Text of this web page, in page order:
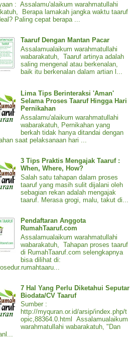
: Assalamu'alaikum warahmatullahi
Berapa lamakah jangka waktu taaruf
Paling cepat berapa ...
Taaruf Dengan Mantan Pacar
Assalamualaikum warahmatullahi
wabarakatuh, Taaruf artinya adalah
saling mengenal atau berkenalan,
baik itu berkenalan dalam artian l...
Lima Tips Berinteraksi 'Aman'
Selama Proses Taaruf Hingga Hari
Pernikahan
Assalamu'alaikum warahmatullahi
wabarakatuh, Pernikahan yang
berkah tidak hanya ditandai dengan
saat pelaksanaan hari ...
3 Tips Praktis Mengajak Taaruf :
When, Where, How?
Salah satu tahapan dalam proses
taaruf yang masih sulit dijalani oleh
sebagian rekan adalah mengajak
taaruf. Merasa grogi, malu, takut di...
Pendaftaran Anggota
RumahTaaruf.com
Assalamualaikum warahmatullahi
wabarakatuh, Tahapan proses taaruf
di RumahTaaruf.com selengkapnya
bisa dilihat di:
7 Hal Yang Perlu Diketahui Seputar
Biodata/CV Taaruf
Sumber :
http://myquran.or.id/arsip/index.php/t
opic,88364.0.html Assalamualaikum
warahmatullahi wabarakatuh, "Dan